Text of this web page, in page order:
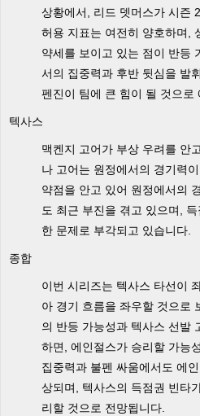
상황에서, 리드 뎃머스가 시즌
허용 지표는 여전히 양호하며,
약세를 보이고 있는 점이 반등
서의 집중력과 후반 뒷심을 발
펜진이 팀에 큰 힘이 될 것으로
텍사스
맥켄지 고어가 부상 우려를 안
나 고어는 원정에서의 경기력
약점을 안고 있어 원정에서의
도 최근 부진을 겪고 있으며,
한 문제로 부각되고 있습니다.
종합
이번 시리즈는 텍사스 타선이
아 경기 흐름을 좌우할 것으로
의 반등 가능성과 텍사스 선발
하면, 에인절스가 승리할 가능
집중력과 불펜 싸움에서도 에
상되며, 텍사스의 득점권 빈타
리할 것으로 전망됩니다.